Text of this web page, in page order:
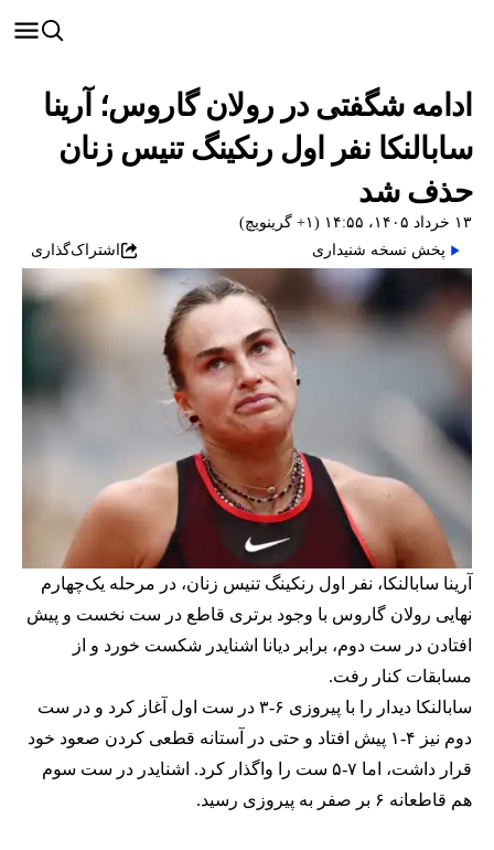
ادامه شگفتی در رولان گاروس؛ آرینا
سابالنکا نفر اول رنکینگ تنیس زنان
حذف شد
۱۳ خرداد ۱۴۰۵، ۱۴:۵۵ (‎+۱ گرینویچ)
پخش نسخه شنیداری
اشتراک‌گذاری
آرینا سابالنکا، نفر اول رنکینگ تنیس زنان، در مرحله یک‌چهارم
نهایی رولان گاروس با وجود برتری قاطع در ست نخست و پیش
افتادن در ست دوم، برابر دیانا اشنایدر شکست خورد و از
مسابقات کنار رفت.
سابالنکا دیدار را با پیروزی ۶-۳ در ست اول آغاز کرد و در ست
دوم نیز ۴-۱ پیش افتاد و حتی در آستانه قطعی کردن صعود خود
قرار داشت، اما ۷-۵ ست را واگذار کرد. اشنایدر در ست سوم
هم قاطعانه ۶ بر صفر به پیروزی رسید.